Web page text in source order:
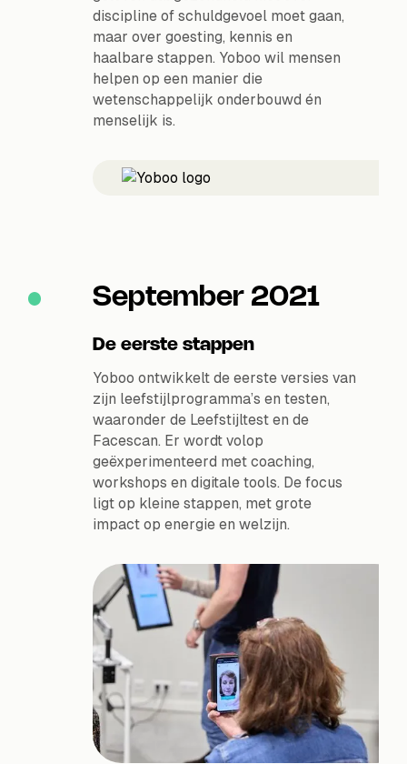
discipline of schuldgevoel moet gaan,
maar over goesting, kennis en
haalbare stappen. Yoboo wil mensen
helpen op een manier die
wetenschappelijk onderbouwd én
menselijk is.
September 2021
De eerste stappen
Yoboo ontwikkelt de eerste versies van
zijn leefstijlprogramma’s en testen,
waaronder de Leefstijltest en de
Facescan. Er wordt volop
geëxperimenteerd met coaching,
workshops en digitale tools. De focus
ligt op kleine stappen, met grote
impact op energie en welzijn.